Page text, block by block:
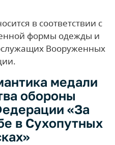
в соответствии с
формы одежды и
Вооруженных
медали
обороны
«За
в Сухопутных